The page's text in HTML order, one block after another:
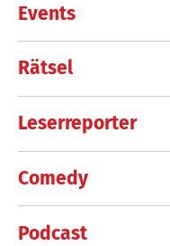
Events
Rätsel
Leserreporter
Comedy
Podcast